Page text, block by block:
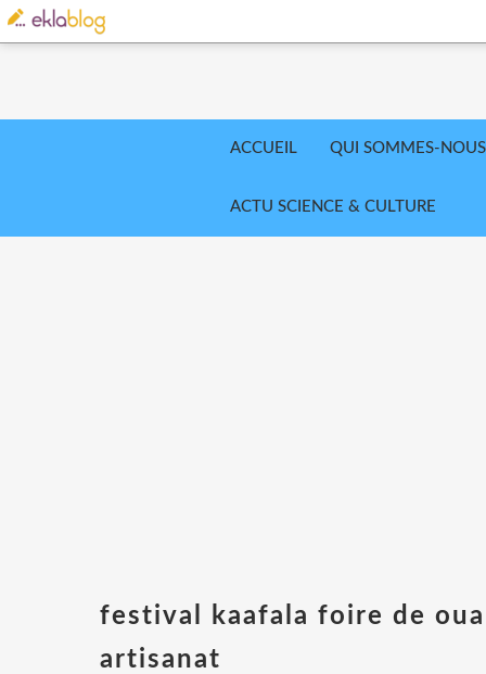
ACCUEIL QUI SOMMES-
ACTU SCIENCE & CULTURE
festival kaafala foire de
artisanat